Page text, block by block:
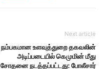
Next article
நம்பகமான உளவுத்துறை தகவலின்
அடிப்படையில் கெமுமின் மீது
சோதனை நடத்தப்பட்டது: போலீசார்